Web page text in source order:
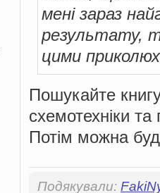
мені зараз
результату,
цими
Пошукайте
схемотехніки
Потім можна
Подякували: